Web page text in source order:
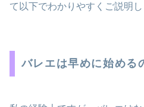
て以下でわかりやすくご説明し
バレエは早めに始める